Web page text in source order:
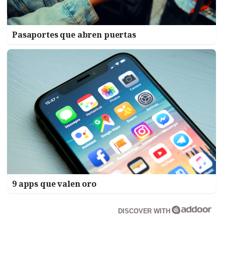
Pasaportes que abren puertas
9 apps que valen oro
DISCOVER WITH